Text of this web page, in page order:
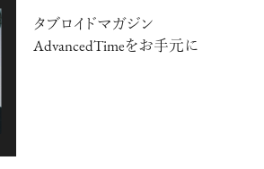
タブロイドマガジン
AdvancedTimeをお手元に